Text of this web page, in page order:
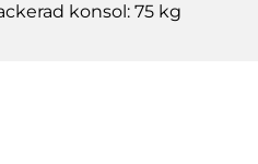
konsol: 75 kg